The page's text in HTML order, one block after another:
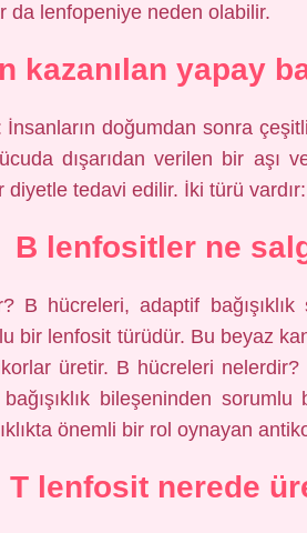
da lenfopeniye neden olabilir.
kazanılan yapay
İnsanların doğumdan sonra
dışarıdan verilen bir aşı
tedavi edilir. İki türü vardır:
B lenfositler ne
B hücreleri, adaptif bağışıklık
bir lenfosit türüdür. Bu beyaz
üretir. B hücreleri nelerdir?
bileşeninden
önemli bir rol oynayan
T lenfosit nerede